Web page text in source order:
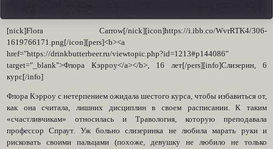
[nick]Flora Carrow[/nick][icon]https://i.ibb.co/WvrRTK4/306-
1619766171.png[/icon][pers]<b><a
href="https://drinkbutterbeer.ru/viewtopic.php?id=1213#p144086"
target="_blank">Флора Кэрроу</a></b>, 16 лет[/pers][info]Слизерин, 6
курс[/info]
Флора Кэрроу с нетерпением ожидала шестого курса, чтобы избавиться от,
как она считала, лишних дисциплин в своем расписании. К таким
«счастливчикам» относилась и Травология, которую преподавала
профессор Спраут. Уж больно слизеринка не любила марать руки и
рисковать своими пальцами (похоже, девушку не любило не только